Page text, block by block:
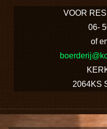
VOOR
06-
of
2064KS